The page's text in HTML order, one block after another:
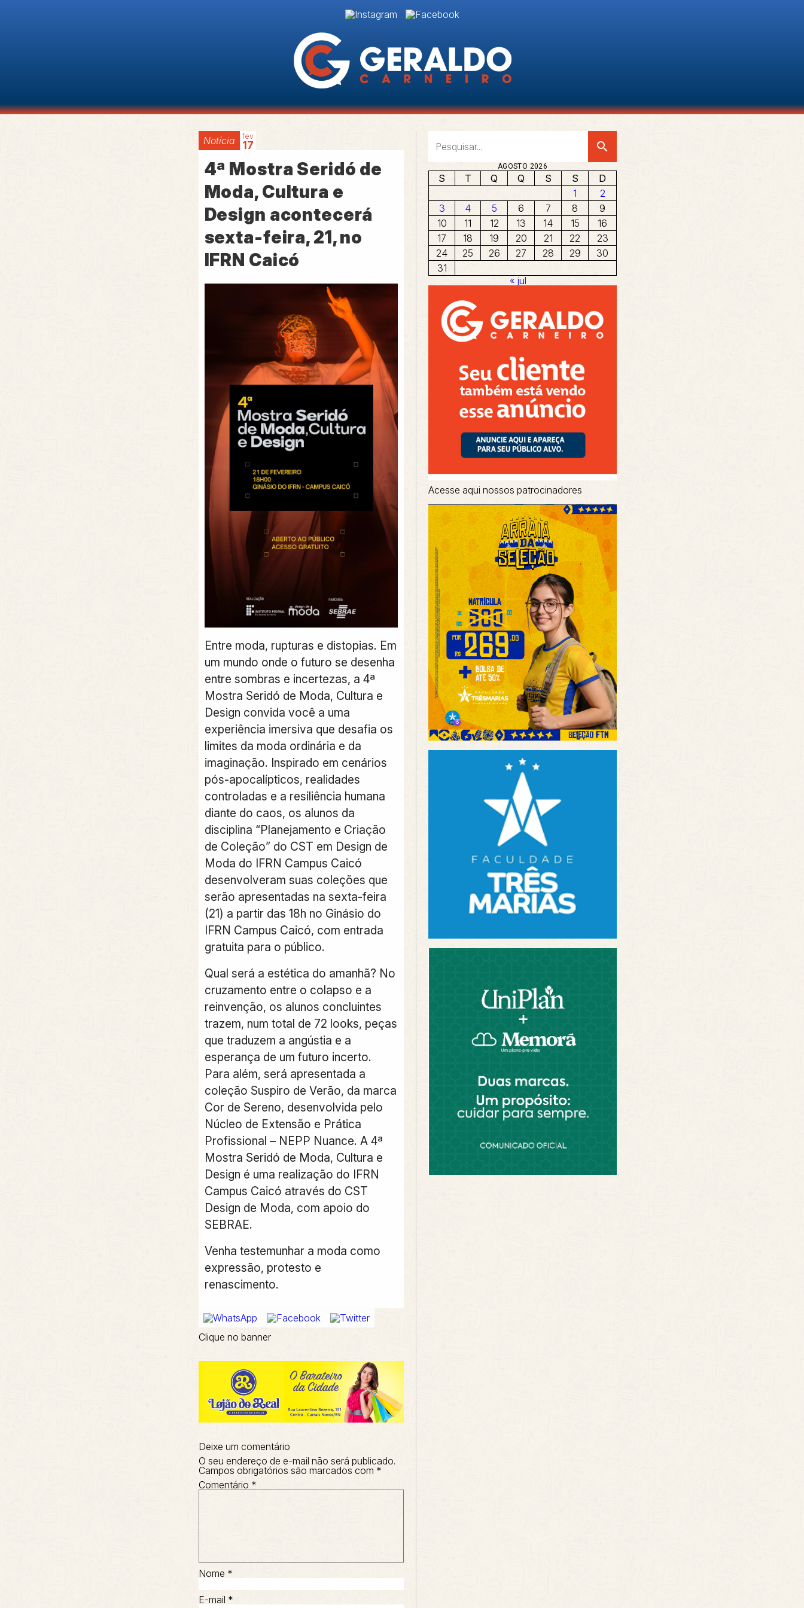
Notícia 17
fev
4ª Mostra Seridó de
Moda, Cultura e
Design acontecerá
sexta-feira, 21, no
IFRN Caicó
Entre moda, rupturas e distopias. Em
um mundo onde o futuro se desenha
entre sombras e incertezas, a 4ª
Mostra Seridó de Moda, Cultura e
Design convida você a uma
experiência imersiva que desafia os
limites da moda ordinária e da
imaginação. Inspirado em cenários
pós-apocalípticos, realidades
controladas e a resiliência humana
diante do caos, os alunos da
disciplina “Planejamento e Criação
de Coleção” do CST em Design de
Moda do IFRN Campus Caicó
desenvolveram suas coleções que
serão apresentadas na sexta-feira
(21) a partir das 18h no Ginásio do
IFRN Campus Caicó, com entrada
gratuita para o público.
Qual será a estética do amanhã? No
cruzamento entre o colapso e a
reinvenção, os alunos concluintes
trazem, num total de 72 looks, peças
que traduzem a angústia e a
esperança de um futuro incerto.
Para além, será apresentada a
coleção Suspiro de Verão, da marca
Cor de Sereno, desenvolvida pelo
Núcleo de Extensão e Prática
Profissional – NEPP Nuance. A 4ª
Mostra Seridó de Moda, Cultura e
Design é uma realização do IFRN
Campus Caicó através do CST
Design de Moda, com apoio do
SEBRAE.
Venha testemunhar a moda como
expressão, protesto e
renascimento.
Clique no banner
Deixe um comentário
O seu endereço de e-mail não será publicado.
Campos obrigatórios são marcados com *
Comentário *
Nome *
E-mail *
search
AGOSTO 2026
S T Q Q S S
D
1
2
3
4 5 6 7 8
9
10
11 12 13 14 15
16
17
18 19 20 21 22
23
24
25 26 27 28 29
30
31
« jul
Acesse aqui nossos patrocinadores